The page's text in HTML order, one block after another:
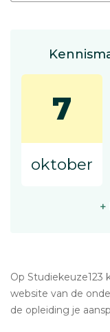
7
oktober
+
Op Studiekeuze123
website van de
de opleiding je